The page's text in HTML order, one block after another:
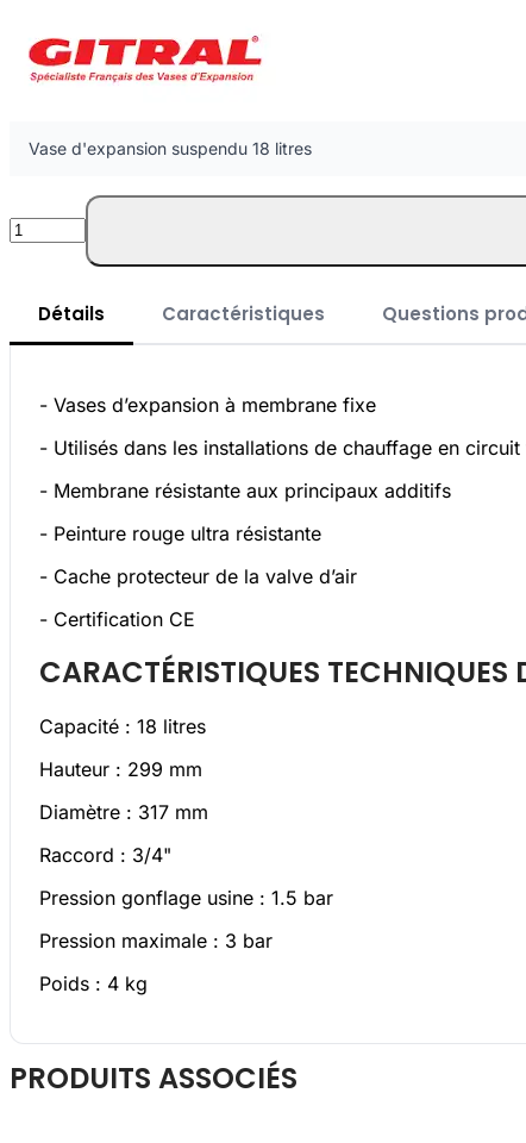
Vase d'expansion suspendu 18 litres
Quantité
Détails Caractéristiques Questions
- Vases d’expansion à membrane fixe
- Utilisés dans les installations de chauffage en circuit
- Membrane résistante aux principaux additifs
- Peinture rouge ultra résistante
- Cache protecteur de la valve d’air
- Certification CE
CARACTÉRISTIQUES
Capacité : 18 litres
Hauteur : 299 mm
Diamètre : 317 mm
Raccord : 3/4"
Pression gonflage usine : 1.5 bar
Pression maximale : 3 bar
Poids : 4 kg
Press
toPRODUITS ASSOCIÉS